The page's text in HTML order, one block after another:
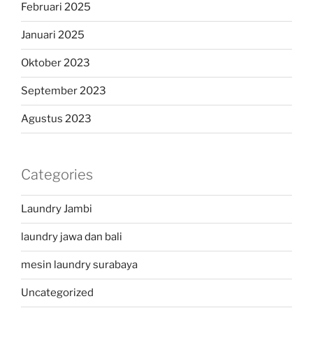
Februari 2025
Januari 2025
Oktober 2023
September 2023
Agustus 2023
Categories
Laundry Jambi
laundry jawa dan bali
mesin laundry surabaya
Uncategorized